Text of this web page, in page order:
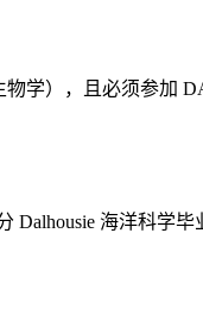
学），且必须参加
海洋科学